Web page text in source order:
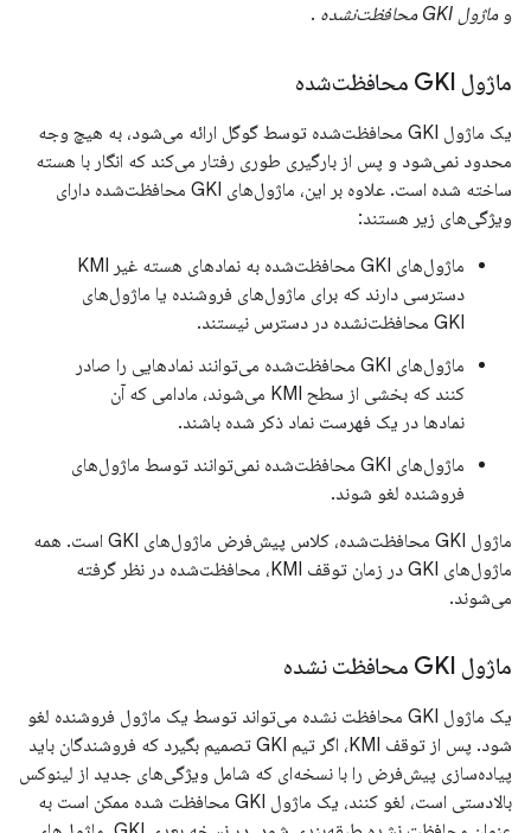
و ماژول GKI محافظت‌نشده .
ماژول GKI محافظت‌شده
یک ماژول GKI محافظت‌شده توسط گوگل ارائه می‌شود، به هیچ وجه
محدود نمی‌شود و پس از بارگیری طوری رفتار می‌کند که انگار با هسته
ساخته شده است. علاوه بر این، ماژول‌های GKI محافظت‌شده دارای
ویژگی‌های زیر هستند:
ماژول‌های GKI محافظت‌شده به نمادهای هسته غیر KMI
دسترسی دارند که برای ماژول‌های فروشنده یا ماژول‌های
GKI محافظت‌نشده در دسترس نیستند.
ماژول‌های GKI محافظت‌شده می‌توانند نمادهایی را صادر
کنند که بخشی از سطح KMI می‌شوند، مادامی که آن
نمادها در یک فهرست نماد ذکر شده باشند.
ماژول‌های GKI محافظت‌شده نمی‌توانند توسط ماژول‌های
فروشنده لغو شوند.
ماژول GKI محافظت‌شده، کلاس پیش‌فرض ماژول‌های GKI است. همه
ماژول‌های GKI در زمان توقف KMI، محافظت‌شده در نظر گرفته
می‌شوند.
ماژول GKI محافظت نشده
یک ماژول GKI محافظت نشده می‌تواند توسط یک ماژول فروشنده لغو
شود. پس از توقف KMI، اگر تیم GKI تصمیم بگیرد که فروشندگان باید
پیاده‌سازی پیش‌فرض را با نسخه‌ای که شامل ویژگی‌های جدید از لینوکس
بالادستی است، لغو کنند، یک ماژول GKI محافظت شده ممکن است به